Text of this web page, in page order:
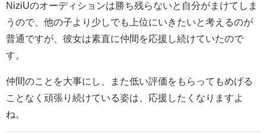
NiziUのオーディションは勝ち残らないと自分がまけてしま
うので、他の子より少しでも上位にいきたいと考えるのが
普通ですが、彼女は素直に仲間を応援し続けていたので
す。
仲間のことを大事にし、また低い評価をもらってもめげる
ことなく頑張り続けている姿は、応援したくなりますよ
ね。